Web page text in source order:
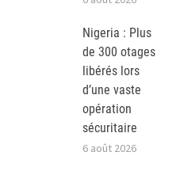
Nigeria : Plus
de 300 otages
libérés lors
d’une vaste
opération
sécuritaire
6 août 2026